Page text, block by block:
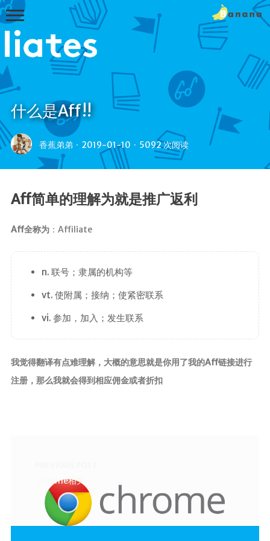
什么是Aff!!
香蕉弟弟 · 2019-01-10 · 5092 次阅读
Aff简单的理解为就是推广返利
Aff全称为：Affiliate
n. 联号；隶属的机构等
vt. 使附属；接纳；使紧密联系
vi. 参加，加入；发生联系
我觉得翻译有点难理解，大概的意思就是你用了我的Aff链接进行
注册，那么我就会得到相应佣金或者折扣
Chrome相关
首页
Linux
Android